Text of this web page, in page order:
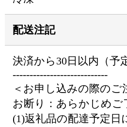
配送注記
決済から30日以内（予
----------------------------
＜お申し込みの際のご
お断り：あらかじめご
(1)返礼品の配達予定日